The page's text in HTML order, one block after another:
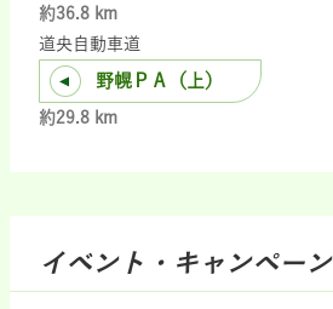
約36.8 km
道央自動車道
野幌ＰＡ（上）
約29.8 km
イベント・キャンペーン